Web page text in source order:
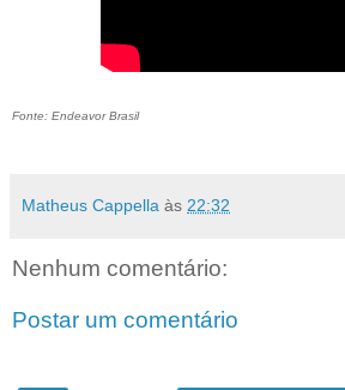
Fonte: Endeavor Brasil
Matheus Cappella às 22:32
Nenhum comentário:
Postar um comentário